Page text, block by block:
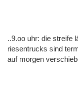
..9.oo uhr: die streife
riesentrucks sind
auf morgen